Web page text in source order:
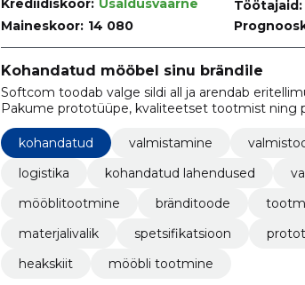
Krediidiskoor: Usaldusväärne
Maineskoor: 14 080
Töötajaid:
Kohandatud mööbel sinu brändile
Softcom toodab valge sildi all ja arendab
Pakume prototüüpe, kvaliteetset tootmist ning
kohandatud valmistamine
logistika
kohandatud lahendused
mööblitootmine
bränditoode
materjalivalik
spetsifikatsioon
heakskiit
mööbli tootmine